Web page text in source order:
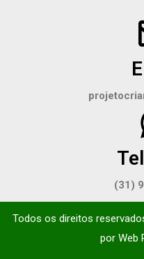
(31)
Todos os direitos
por Web